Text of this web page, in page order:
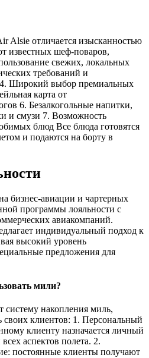
Alsie отличается изысканностью
известных шеф-поваров,
свежих, локальных
требований и
Широкий выбор премиальных
карта от
6. Безалкогольные напитки,
и смузи 7. Возможность
блюд Все блюда готовятся
и подаются на борту в
бизнес-авиации и чартерных
программы лояльности с
авиакомпаний.
индивидуальный подход к
высокий уровень
предложения для
мили?
систему накопления миль,
своих клиентов: 1. Персональный
клиенту назначается личный
аспектов полета. 2.
постоянные клиенты получают